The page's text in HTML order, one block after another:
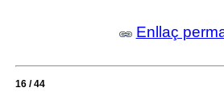
Enllaç
16 / 44